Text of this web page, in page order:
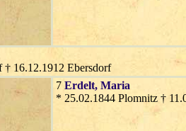
† 16.12.1912 Ebersdorf
7 Erdelt, Maria
* 25.02.1844 Plomnitz †